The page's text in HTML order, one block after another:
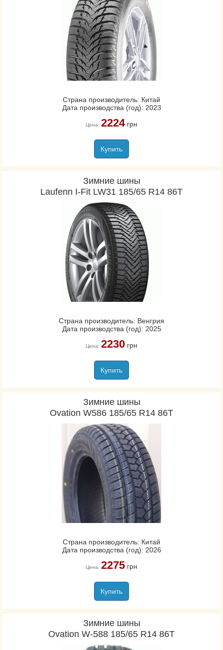
Страна производитель: Китай
Дата производства (год): 2023
Цена: 2224грн
Купить
Зимние шины
Laufenn I-Fit LW31 185/65 R14 86T
Страна производитель: Венгрия
Дата производства (год): 2025
Цена: 2230грн
Купить
Зимние шины
Ovation W586 185/65 R14 86T
Страна производитель: Китай
Дата производства (год): 2026
Цена: 2275грн
Купить
Зимние шины
Ovation W-588 185/65 R14 86T